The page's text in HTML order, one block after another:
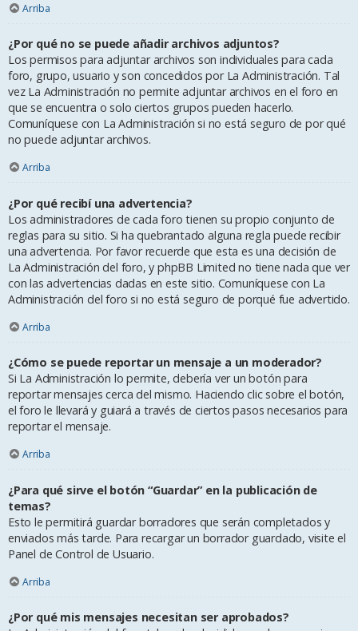
Arriba
¿Por qué no se puede añadir archivos adjuntos?
Los permisos para adjuntar archivos son individuales para cada
foro, grupo, usuario y son concedidos por La Administración. Tal
vez La Administración no permite adjuntar archivos en el foro en
que se encuentra o solo ciertos grupos pueden hacerlo.
Comuníquese con La Administración si no está seguro de por qué
no puede adjuntar archivos.
Arriba
¿Por qué recibí una advertencia?
Los administradores de cada foro tienen su propio conjunto de
reglas para su sitio. Si ha quebrantado alguna regla puede recibir
una advertencia. Por favor recuerde que esta es una decisión de
La Administración del foro, y phpBB Limited no tiene nada que ver
con las advertencias dadas en este sitio. Comuníquese con La
Administración del foro si no está seguro de porqué fue advertido.
Arriba
¿Cómo se puede reportar un mensaje a un moderador?
Si La Administración lo permite, debería ver un botón para
reportar mensajes cerca del mismo. Haciendo clic sobre el botón,
el foro le llevará y guiará a través de ciertos pasos necesarios para
reportar el mensaje.
Arriba
¿Para qué sirve el botón “Guardar” en la publicación de
temas?
Esto le permitirá guardar borradores que serán completados y
enviados más tarde. Para recargar un borrador guardado, visite el
Panel de Control de Usuario.
Arriba
¿Por qué mis mensajes necesitan ser aprobados?